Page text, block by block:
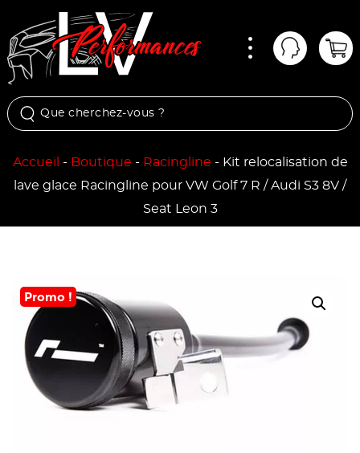
Mon
Accueil - Boutique - Racingline - Kit relocalisation de
lave glace Racingline pour VW Golf 7 R / Audi S3 8V /
Seat Leon 3
Promo !